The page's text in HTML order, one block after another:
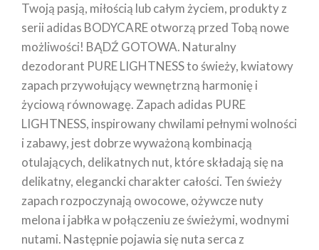
Twoją pasją, miłością lub całym życiem, produkty z
serii adidas BODYCARE otworzą przed Tobą nowe
możliwości! BĄDŹ GOTOWA. Naturalny
dezodorant PURE LIGHTNESS to świeży, kwiatowy
zapach przywołujący wewnętrzną harmonię i
życiową równowagę. Zapach adidas PURE
LIGHTNESS, inspirowany chwilami pełnymi wolności
i zabawy, jest dobrze wyważoną kombinacją
otulających, delikatnych nut, które składają się na
delikatny, elegancki charakter całości. Ten świeży
zapach rozpoczynają owocowe, ożywcze nuty
melona i jabłka w połączeniu ze świeżymi, wodnymi
nutami. Następnie pojawia się nuta serca z